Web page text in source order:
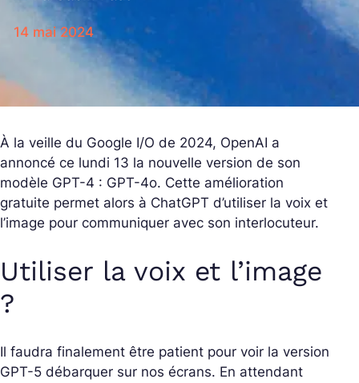
14 mai 2024
À la veille du Google I/O de 2024, OpenAI a
annoncé ce lundi 13 la nouvelle version de son
modèle GPT-4 : GPT-4o. Cette amélioration
gratuite permet alors à ChatGPT d’utiliser la voix et
l’image pour communiquer avec son interlocuteur.
Utiliser la voix et l’image
?
Il faudra finalement être patient pour voir la version
GPT-5 débarquer sur nos écrans. En attendant